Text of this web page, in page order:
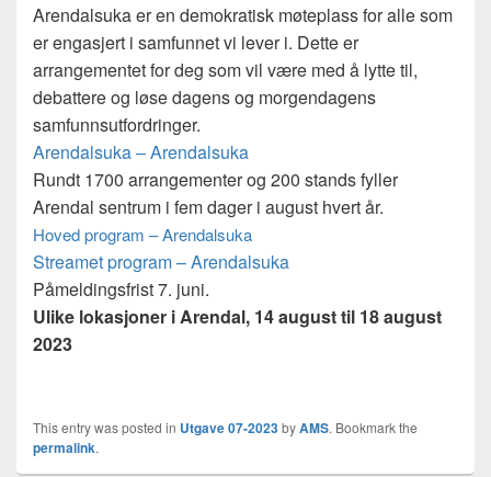
Arendalsuka er en demokratisk møteplass for alle som
er engasjert i samfunnet vi lever i. Dette er
arrangementet for deg som vil være med å lytte til,
debattere og løse dagens og morgendagens
samfunnsutfordringer.
Arendalsuka – Arendalsuka
Rundt 1700 arrangementer og 200 stands fyller
Arendal sentrum i fem dager i august hvert år.
Hoved program – Arendalsuka
Streamet program – Arendalsuka
Påmeldingsfrist 7. juni.
Ulike lokasjoner i Arendal, 14 august til 18 august
2023
This entry was posted in Utgave 07-2023byAMS. Bookmark the
permalink.